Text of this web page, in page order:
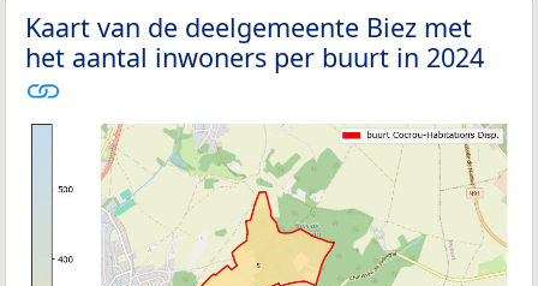
Kaart van de deelgemeente Biez met
het aantal inwoners per buurt in 2024